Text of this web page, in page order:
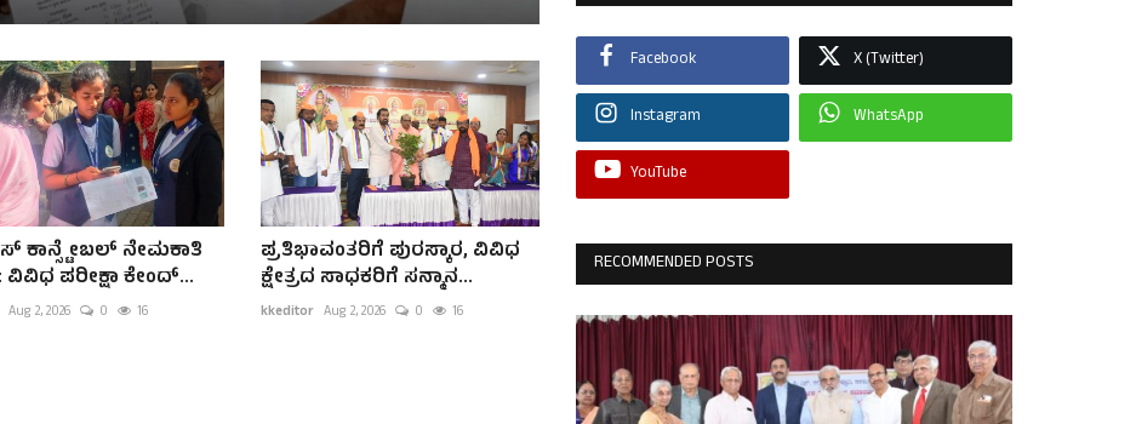
ಕಾನ್ಸ್ಟೇಬಲ್ ನೇಮಕಾತಿ
ವಿವಿಧ ಪರೀಕ್ಷಾ ಕೇಂದ್...
Aug 2, 2026 0 16
ಪ್ರತಿಭಾವಂತರಿಗೆ ಪುರಸ್ಕಾರ, ವಿವಿಧ
ಕ್ಷೇತ್ರದ ಸಾಧಕರಿಗೆ ಸನ್ಮಾನ...
kkeditor Aug 2, 2026 0 16
Facebook X (Twitter)
Instagram WhatsApp
YouTube
RECOMMENDED POSTS